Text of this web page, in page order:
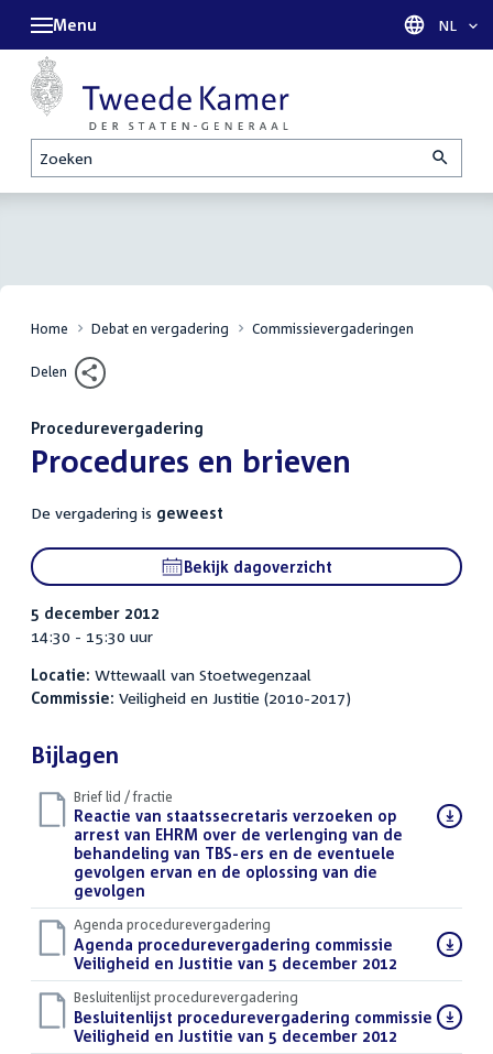
Zoeken
Menu Taal
NL
Home Debat en vergadering Commissievergaderingen
Delen
Procedurevergadering
:Procedures en brieven
De vergadering is geweest
Bekijk dagoverzicht
5 december 2012
14:30 - 15:30 uur
Locatie: Wttewaall van Stoetwegenzaal
Commissie: Veiligheid en Justitie (2010-2017)
Bijlagen
Brief lid / fractie
Download
bestand:
Reactie van staatssecretaris verzoeken op
arrest van EHRM over de verlenging van de
behandeling van TBS-ers en de eventuele
gevolgen ervan en de oplossing van die
gevolgen
Agenda procedurevergadering
Download
bestand:
Agenda procedurevergadering commissie
Veiligheid en Justitie van 5 december 2012
Besluitenlijst procedurevergadering
Download
bestand:
Besluitenlijst procedurevergadering commissie
Veiligheid en Justitie van 5 december 2012